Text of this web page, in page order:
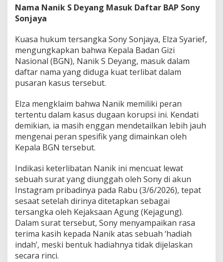
Nama Nanik S Deyang Masuk Daftar BAP Sony
Sonjaya
Kuasa hukum tersangka Sony Sonjaya, Elza Syarief,
mengungkapkan bahwa Kepala Badan Gizi
Nasional (BGN), Nanik S Deyang, masuk dalam
daftar nama yang diduga kuat terlibat dalam
pusaran kasus tersebut.
Elza mengklaim bahwa Nanik memiliki peran
tertentu dalam kasus dugaan korupsi ini. Kendati
demikian, ia masih enggan mendetailkan lebih jauh
mengenai peran spesifik yang dimainkan oleh
Kepala BGN tersebut.
Indikasi keterlibatan Nanik ini mencuat lewat
sebuah surat yang diunggah oleh Sony di akun
Instagram pribadinya pada Rabu (3/6/2026), tepat
sesaat setelah dirinya ditetapkan sebagai
tersangka oleh Kejaksaan Agung (Kejagung).
Dalam surat tersebut, Sony menyampaikan rasa
terima kasih kepada Nanik atas sebuah ‘hadiah
indah’, meski bentuk hadiahnya tidak dijelaskan
secara rinci.